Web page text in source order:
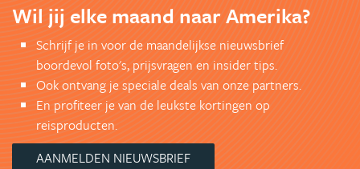
Wil jij elke maand naar Amerika?
Schrijf je in voor de maandelijkse nieuwsbrief
boordevol foto's, prijsvragen en insider tips.
Ook ontvang je speciale deals van onze partners.
En profiteer je van de leukste kortingen op
reisproducten.
AANMELDEN NIEUWSBRIEF